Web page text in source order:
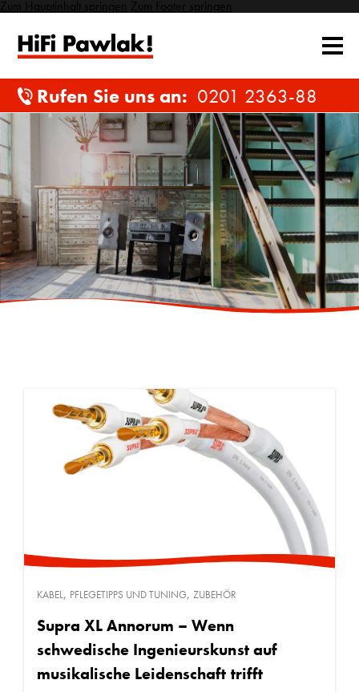
Zum Hauptinhalt springen Zum Footer springen
Rufen Sie uns an: 0201 2363-88
KABEL, PFLEGETIPPS UND TUNING, ZUBEHÖR
Supra XL Annorum – Wenn
schwedische Ingenieurskunst auf
musikalische Leidenschaft trifft